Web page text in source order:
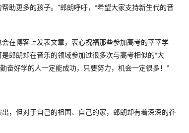
助更多的孩子。”郎朗呼吁，“希望大家支持新生代的音
在博客上发表文章，衷心祝福那些参加高考的莘莘学
郎朗却在音乐的领域参加过很多次与高考相似的“大
奋好学的人一定能成功，只要努力，机会一定很多！”
，但对于自己的祖国、自己的家，郎朗却有着深深的眷